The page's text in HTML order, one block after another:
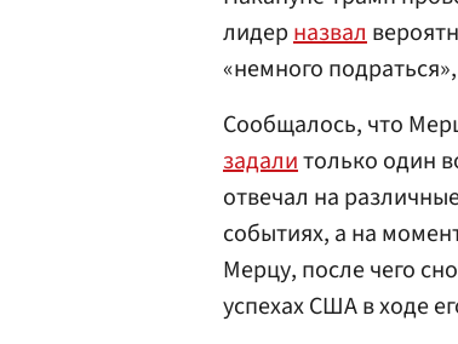
лидерназвал
«немного
Сообщалось, что
задалитолько один
отвечал на
событиях, а на
Мерцу, после чего
успехах США в ходе